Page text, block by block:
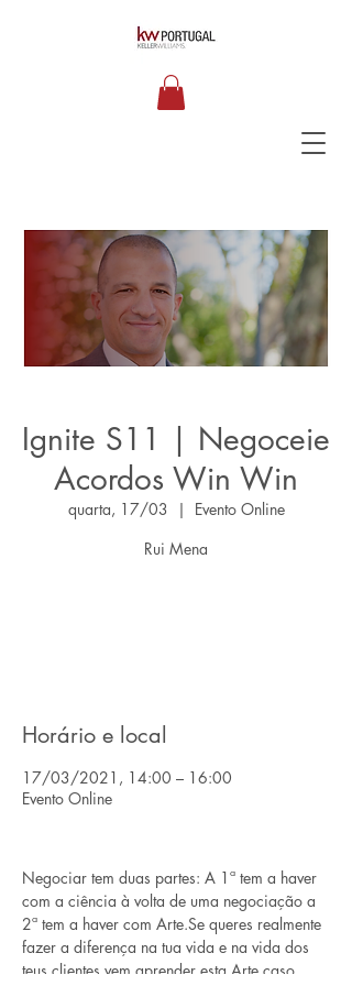
Ignite S11 | Negoceie
Acordos Win Win
quarta, 17/03
  |
Evento Online
Rui Mena
Horário e local
17/03/2021, 14:00 – 16:00
Evento Online
Negociar tem duas partes: A 1ª tem a haver
com a ciência à volta de uma negociação a
2ª tem a haver com Arte.Se queres realmente
fazer a diferença na tua vida e na vida dos
teus clientes vem aprender esta Arte caso